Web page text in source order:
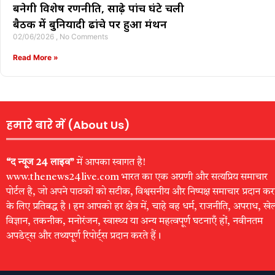
बनेगी विशेष रणनीति, साढ़े पांच घंटे चली
बैठक में बुनियादी ढांचे पर हुआ मंथन
02/06/2026 No Comments
Read More »
हमारे बारे में (About Us)
“द न्यूज 24 लाइव”में आपका स्वागत है!
www.thenews24live.com भारत का एक अग्रणी और सत्यप्रिय समाचार
पोर्टल है, जो अपने पाठकों को सटीक, विश्वसनीय और निष्पक्ष समाचार प्रदान
के लिए प्रतिबद्ध है। हम आपको हर क्षेत्र में, चाहे वह धर्म, राजनीति, अपराध,
विज्ञान, तकनीक, मनोरंजन, स्वास्थ्य या अन्य महत्वपूर्ण घटनाएँ हों, नवीनतम
अपडेट्स और तथ्यपूर्ण रिपोर्ट्स प्रदान करते हैं।